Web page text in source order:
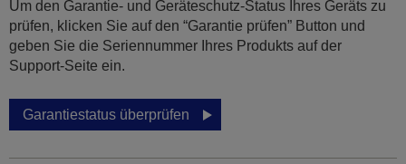
Um den Garantie- und Geräteschutz-Status Ihres Geräts zu
prüfen, klicken Sie auf den “Garantie prüfen” Button und
geben Sie die Seriennummer Ihres Produkts auf der
Support-Seite ein.
Garantiestatus überprüfen